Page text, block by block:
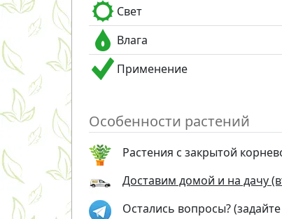
Свет
Влага
Применение
Особенности растений
Растения с закрытой
Доставим домой и на дачу
Остались вопросы?